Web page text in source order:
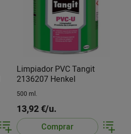
Limpiador PVC Tangit
2136207 Henkel
500 ml.
13,92 €/u.
Comprar